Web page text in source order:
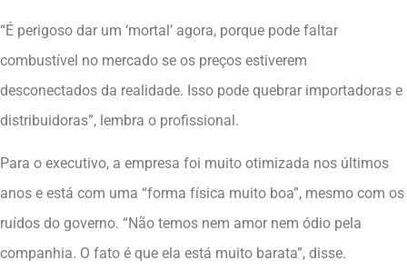
“É perigoso dar um ‘mortal’ agora, porque pode faltar
combustível no mercado se os preços estiverem
desconectados da realidade. Isso pode quebrar importadoras e
distribuidoras”, lembra o profissional.
Para o executivo, a empresa foi muito otimizada nos últimos
anos e está com uma “forma física muito boa”, mesmo com os
ruídos do governo. “Não temos nem amor nem ódio pela
companhia. O fato é que ela está muito barata”, disse.